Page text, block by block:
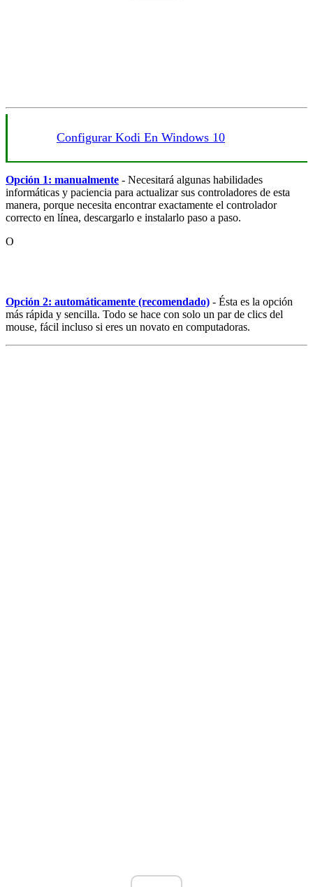
Configurar Kodi En Windows 10
Opción 1: manualmente - Necesitará algunas habilidades
informáticas y paciencia para actualizar sus controladores de esta
manera, porque necesita encontrar exactamente el controlador
correcto en línea, descargarlo e instalarlo paso a paso.
O
Opción 2: automáticamente (recomendado) - Ésta es la opción
más rápida y sencilla. Todo se hace con solo un par de clics del
mouse, fácil incluso si eres un novato en computadoras.